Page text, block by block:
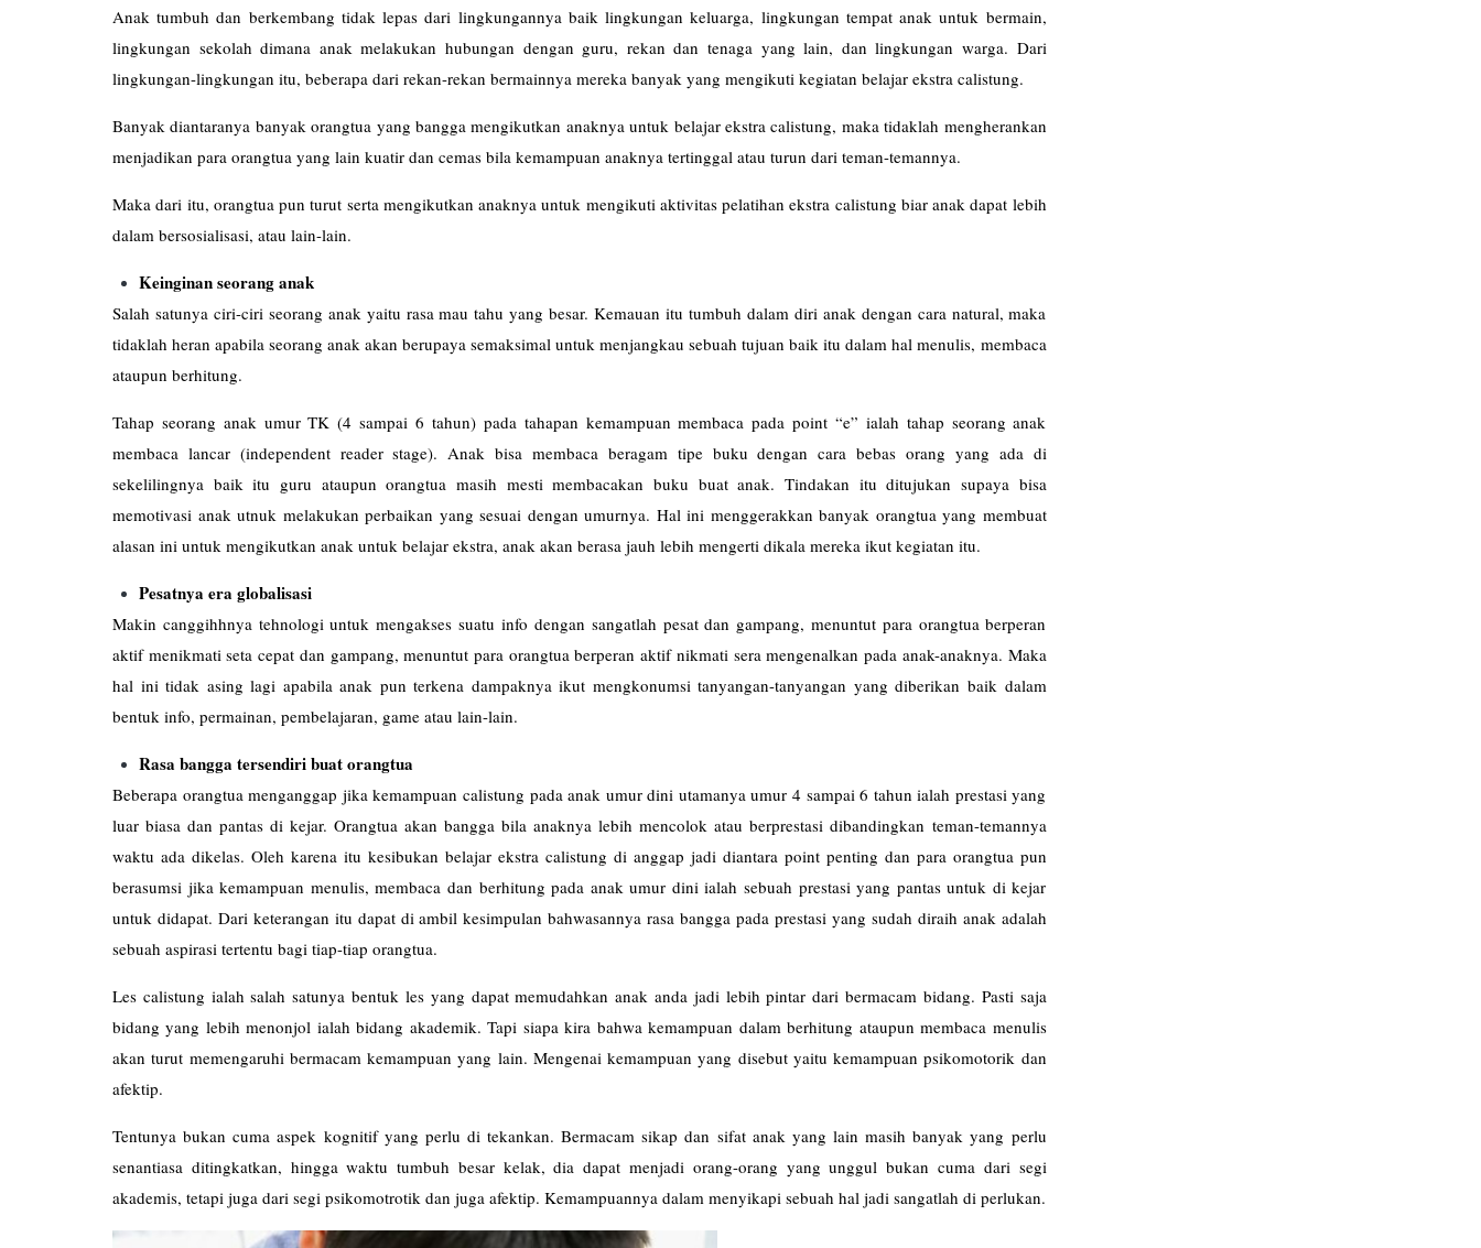
Anak tumbuh dan berkembang tidak lepas dari lingkungannya baik lingkungan keluarga, lingkungan tempat anak untuk bermain,
lingkungan sekolah dimana anak melakukan hubungan dengan guru, rekan dan tenaga yang lain, dan lingkungan warga. Dari
lingkungan-lingkungan itu, beberapa dari rekan-rekan bermainnya mereka banyak yang mengikuti kegiatan belajar ekstra calistung.
Banyak diantaranya banyak orangtua yang bangga mengikutkan anaknya untuk belajar ekstra calistung, maka tidaklah mengherankan
menjadikan para orangtua yang lain kuatir dan cemas bila kemampuan anaknya tertinggal atau turun dari teman-temannya.
Maka dari itu, orangtua pun turut serta mengikutkan anaknya untuk mengikuti aktivitas pelatihan ekstra calistung biar anak dapat lebih
dalam bersosialisasi, atau lain-lain.
Keinginan seorang anak
Salah satunya ciri-ciri seorang anak yaitu rasa mau tahu yang besar. Kemauan itu tumbuh dalam diri anak dengan cara natural, maka
tidaklah heran apabila seorang anak akan berupaya semaksimal untuk menjangkau sebuah tujuan baik itu dalam hal menulis, membaca
ataupun berhitung.
Tahap seorang anak umur TK (4 sampai 6 tahun) pada tahapan kemampuan membaca pada point “e” ialah tahap seorang anak
membaca lancar (independent reader stage). Anak bisa membaca beragam tipe buku dengan cara bebas orang yang ada di
sekelilingnya baik itu guru ataupun orangtua masih mesti membacakan buku buat anak. Tindakan itu ditujukan supaya bisa
memotivasi anak utnuk melakukan perbaikan yang sesuai dengan umurnya. Hal ini menggerakkan banyak orangtua yang membuat
alasan ini untuk mengikutkan anak untuk belajar ekstra, anak akan berasa jauh lebih mengerti dikala mereka ikut kegiatan itu.
Pesatnya era globalisasi
Makin canggihhnya tehnologi untuk mengakses suatu info dengan sangatlah pesat dan gampang, menuntut para orangtua berperan
aktif menikmati seta cepat dan gampang, menuntut para orangtua berperan aktif nikmati sera mengenalkan pada anak-anaknya. Maka
hal ini tidak asing lagi apabila anak pun terkena dampaknya ikut mengkonumsi tanyangan-tanyangan yang diberikan baik dalam
bentuk info, permainan, pembelajaran, game atau lain-lain.
Rasa bangga tersendiri buat orangtua
Beberapa orangtua menganggap jika kemampuan calistung pada anak umur dini utamanya umur 4 sampai 6 tahun ialah prestasi yang
luar biasa dan pantas di kejar. Orangtua akan bangga bila anaknya lebih mencolok atau berprestasi dibandingkan teman-temannya
waktu ada dikelas. Oleh karena itu kesibukan belajar ekstra calistung di anggap jadi diantara point penting dan para orangtua pun
berasumsi jika kemampuan menulis, membaca dan berhitung pada anak umur dini ialah sebuah prestasi yang pantas untuk di kejar
untuk didapat. Dari keterangan itu dapat di ambil kesimpulan bahwasannya rasa bangga pada prestasi yang sudah diraih anak adalah
sebuah aspirasi tertentu bagi tiap-tiap orangtua.
Les calistung ialah salah satunya bentuk les yang dapat memudahkan anak anda jadi lebih pintar dari bermacam bidang. Pasti saja
bidang yang lebih menonjol ialah bidang akademik. Tapi siapa kira bahwa kemampuan dalam berhitung ataupun membaca menulis
akan turut memengaruhi bermacam kemampuan yang lain. Mengenai kemampuan yang disebut yaitu kemampuan psikomotorik dan
afektip.
Tentunya bukan cuma aspek kognitif yang perlu di tekankan. Bermacam sikap dan sifat anak yang lain masih banyak yang perlu
senantiasa ditingkatkan, hingga waktu tumbuh besar kelak, dia dapat menjadi orang-orang yang unggul bukan cuma dari segi
akademis, tetapi juga dari segi psikomotrotik dan juga afektip. Kemampuannya dalam menyikapi sebuah hal jadi sangatlah di perlukan.